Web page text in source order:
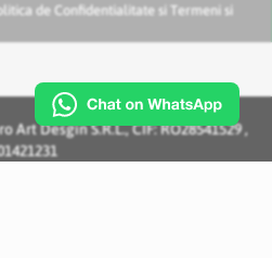
de Confidentialitate si
Termeni si
Art Desgin S.R.L., CIF: RO28541529 ,